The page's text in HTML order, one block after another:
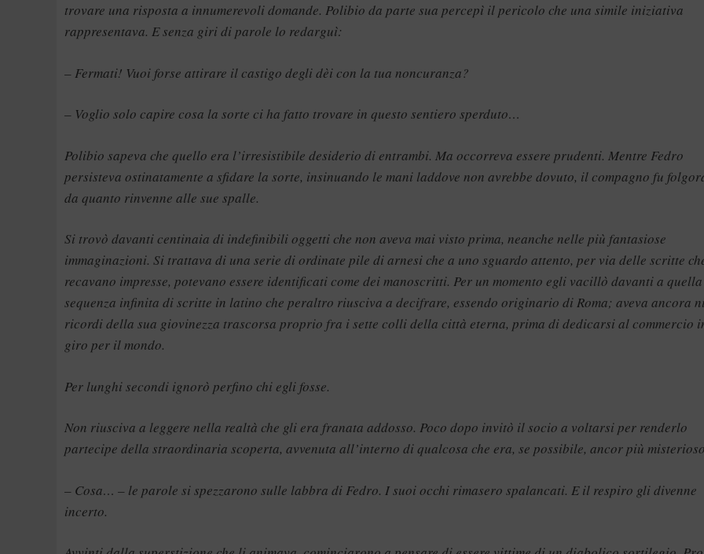
trovare una risposta a innumerevoli domande. Polibio da parte sua percepì il pericolo che una simile iniziativa
rappresentava. E senza giri di parole lo redarguì:
– Fermati! Vuoi forse attirare il castigo degli dèi con la tua noncuranza?
– Voglio solo capire cosa la sorte ci ha fatto trovare in questo sentiero sperduto…
Polibio sapeva che quello era l’irresistibile desiderio di entrambi. Ma occorreva essere prudenti. Mentre Fedro
persisteva ostinatamente a sfidare la sorte, insinuando le mani laddove non avrebbe dovuto, il compagno fu
da quanto rinvenne alle sue spalle.
Si trovò davanti centinaia di indefinibili oggetti che non aveva mai visto prima, neanche nelle più fantasiose
immaginazioni. Si trattava di una serie di ordinate pile di arnesi che a uno sguardo attento, per via delle scritte
recavano impresse, potevano essere identificati come dei manoscritti. Per un momento egli vacillò davanti a quella
sequenza infinita di scritte in latino che peraltro riusciva a decifrare, essendo originario di Roma; aveva ancora
ricordi della sua giovinezza trascorsa proprio fra i sette colli della città eterna, prima di dedicarsi al commercio
giro per il mondo.
Per lunghi secondi ignorò perfino chi egli fosse.
Non riusciva a leggere nella realtà che gli era franata addosso. Poco dopo invitò il socio a voltarsi per renderlo
partecipe della straordinaria scoperta, avvenuta all’interno di qualcosa che era, se possibile, ancor più
– Cosa… – le parole si spezzarono sulle labbra di Fedro. I suoi occhi rimasero spalancati. E il respiro gli divenne
incerto.